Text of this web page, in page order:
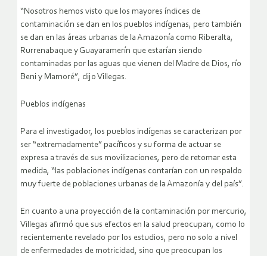
“Nosotros hemos visto que los mayores índices de
contaminación se dan en los pueblos indígenas, pero también
se dan en las áreas urbanas de la Amazonía como Riberalta,
Rurrenabaque y Guayaramerín que estarían siendo
contaminadas por las aguas que vienen del Madre de Dios, río
Beni y Mamoré”, dijo Villegas.
Pueblos indígenas
Para el investigador, los pueblos indígenas se caracterizan por
ser “extremadamente” pacíficos y su forma de actuar se
expresa a través de sus movilizaciones, pero de retomar esta
medida, “las poblaciones indígenas contarían con un respaldo
muy fuerte de poblaciones urbanas de la Amazonía y del país”.
En cuanto a una proyección de la contaminación por mercurio,
Villegas afirmó que sus efectos en la salud preocupan, como lo
recientemente revelado por los estudios, pero no solo a nivel
de enfermedades de motricidad, sino que preocupan los